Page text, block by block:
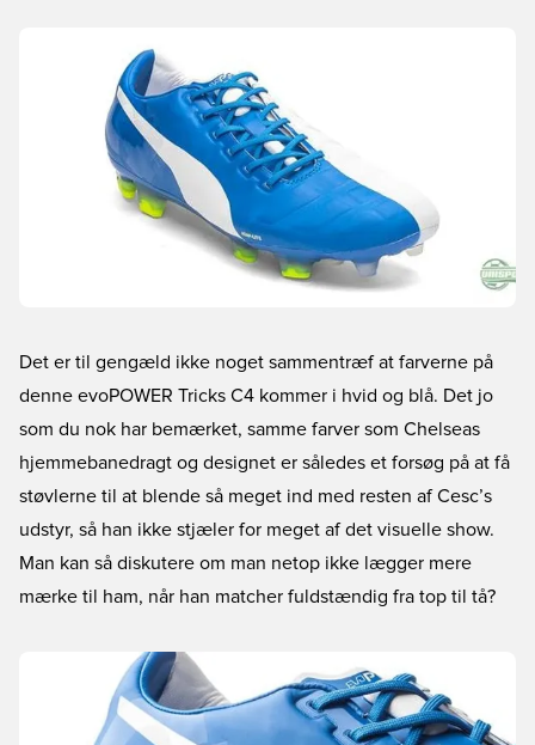
Det er til gengæld ikke noget sammentræf at farverne på
denne evoPOWER Tricks C4 kommer i hvid og blå. Det jo
som du nok har bemærket, samme farver som Chelseas
hjemmebanedragt og designet er således et forsøg på at få
støvlerne til at blende så meget ind med resten af Cesc’s
udstyr, så han ikke stjæler for meget af det visuelle show.
Man kan så diskutere om man netop ikke lægger mere
mærke til ham, når han matcher fuldstændig fra top til tå?